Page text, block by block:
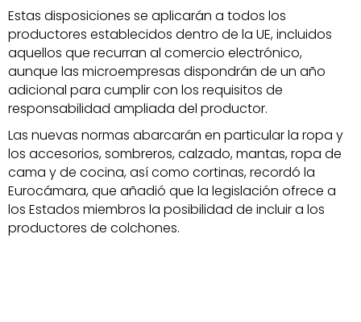
Estas disposiciones se aplicarán a todos los
productores establecidos dentro de la UE, incluidos
aquellos que recurran al comercio electrónico,
aunque las microempresas dispondrán de un año
adicional para cumplir con los requisitos de
responsabilidad ampliada del productor.
Las nuevas normas abarcarán en particular la ropa y
los accesorios, sombreros, calzado, mantas, ropa de
cama y de cocina, así como cortinas, recordó la
Eurocámara, que añadió que la legislación ofrece a
los Estados miembros la posibilidad de incluir a los
productores de colchones.